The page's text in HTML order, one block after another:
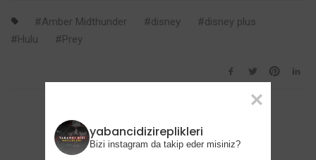
Amber Midthunder disney
disney plus
Hulu
Prey
0
yabancidizireplikleri
Bizi instagram da takip eder misiniz?